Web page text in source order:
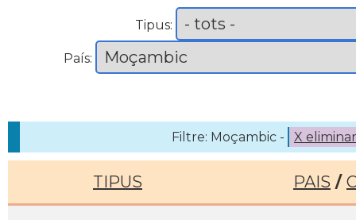
Tipus:
País:
Filtre: Moçambic - X eliminar
TIPUS PAIS /